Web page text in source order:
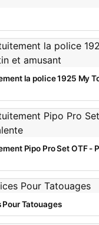
la police 1925 My
Pipo Pro Set OTF -
Tatouages